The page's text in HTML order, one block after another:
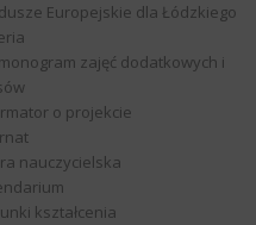
Europejskie dla Łódzkiego
zajęć dodatkowych i
o projekcie
nauczycielska
kształcenia